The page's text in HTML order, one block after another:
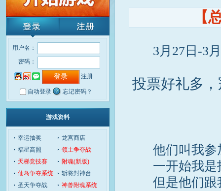
用户名：
密码：
注册
自动登录 忘记密码？
游戏资料
幸运抽奖
龙宫商店
福星高照
领土争夺战
天梯竞技赛
附魂(新版)
仙岛争夺系统
斩将封神台
圣天争夺战
神兽附魂系统
【
3月27日-3月
投票好礼多
他们叫我参加
一开始我是
但是他们跟